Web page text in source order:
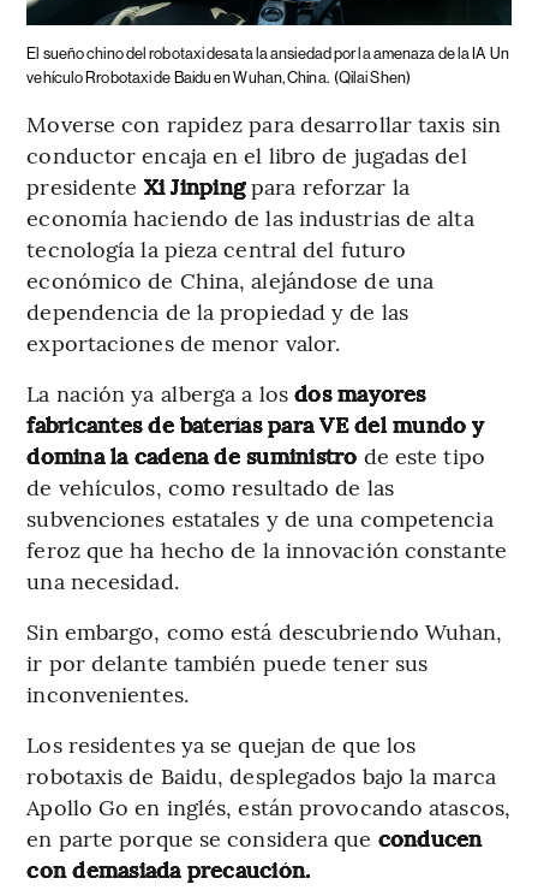
El sueño chino del robotaxi desata la ansiedad por la amenaza de la IA Un
vehículo Rrobotaxi de Baidu en Wuhan, China. (Qilai Shen)
Moverse con rapidez para desarrollar taxis sin
conductor encaja en el libro de jugadas del
presidente Xi Jinpingpara reforzar la
economía haciendo de las industrias de alta
tecnología la pieza central del futuro
económico de China, alejándose de una
dependencia de la propiedad y de las
exportaciones de menor valor.
La nación ya alberga a losdos mayores
fabricantes de baterías para VE del mundo y
domina la cadena de suministro de este tipo
de vehículos, como resultado de las
subvenciones estatales y de una competencia
feroz que ha hecho de la innovación constante
una necesidad.
Sin embargo, como está descubriendo Wuhan,
ir por delante también puede tener sus
inconvenientes.
Los residentes ya se quejan de que los
robotaxis de Baidu, desplegados bajo la marca
Apollo Go en inglés, están provocando atascos,
en parte porque se considera que conducen
con demasiada precaución.